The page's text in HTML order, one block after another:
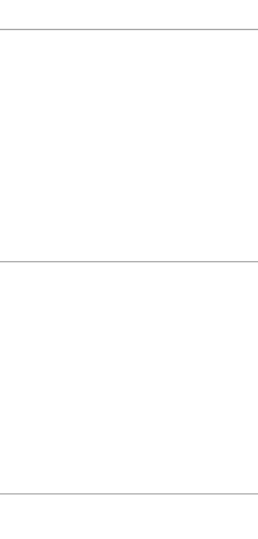
.. الملثمين .. وتيههم
.. فقبل ذهاب الفرنسيين من
في الجنوب بأرض يسكنها
) وناقته العجيبة (
كائن مثلها هو عجزها عن فهم
... في بحث محموم عن